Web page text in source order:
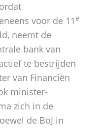
voor de 11 e
neemt de
bank van
te bestrijden
van Financiën
minister-
zich in de
de BoJ in